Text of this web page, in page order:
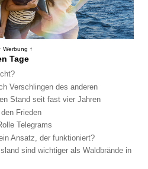
Werbung ↑
Tage
Verschlingen des anderen
Stand seit fast vier Jahren
Frieden
Telegrams
Ansatz, der funktioniert?
sind wichtiger als Waldbrände in